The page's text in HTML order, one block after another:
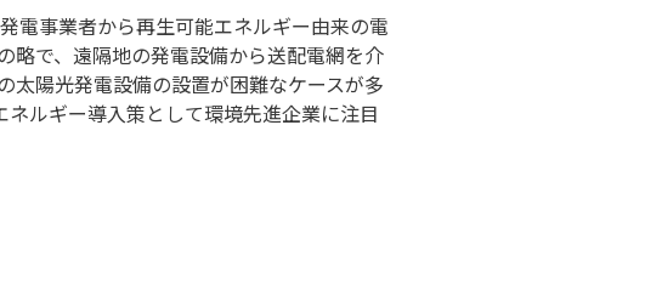
電事業者から再生可能エネルギー由来の電
略で、遠隔地の発電設備から送配電網を介
太陽光発電設備の設置が困難なケースが多
ルギー導入策として環境先進企業に注目